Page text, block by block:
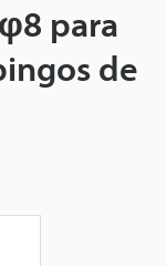
para
de